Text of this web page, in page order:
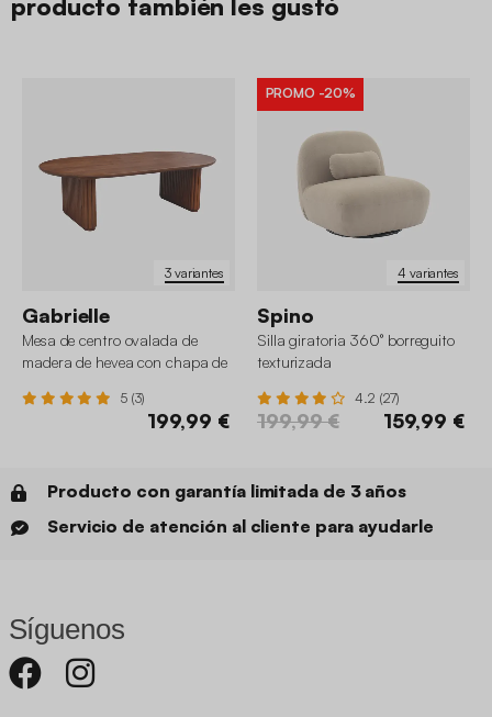
producto también les gustó
3 variantes
Gabrielle
Mesa de centro ovalada de
madera de hevea con chapa de
5 (3)
199,99 €
4 variantes
PROMO -20%
Spino
Silla giratoria 360° borreguito
texturizada
4.2 (27)
199,99 € 159,99 €
Producto con garantía limitada de 3 años
Servicio de atención al cliente para ayudarle
Síguenos